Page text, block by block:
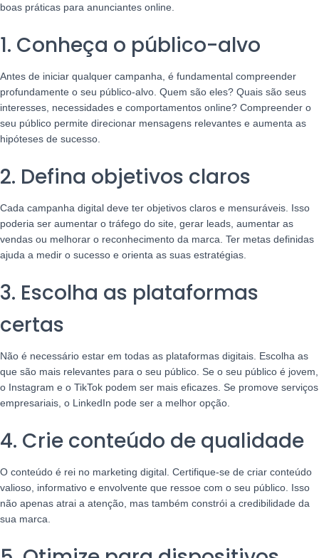
boas práticas para anunciantes online.
1. Conheça o público-alvo
Antes de iniciar qualquer campanha, é fundamental compreender
profundamente o seu público-alvo. Quem são eles? Quais são seus
interesses, necessidades e comportamentos online? Compreender o
seu público permite direcionar mensagens relevantes e aumenta as
hipóteses de sucesso.
2. Defina objetivos claros
Cada campanha digital deve ter objetivos claros e mensuráveis. Isso
poderia ser aumentar o tráfego do site, gerar leads, aumentar as
vendas ou melhorar o reconhecimento da marca. Ter metas definidas
ajuda a medir o sucesso e orienta as suas estratégias.
3. Escolha as plataformas
certas
Não é necessário estar em todas as plataformas digitais. Escolha as
que são mais relevantes para o seu público. Se o seu público é jovem,
o Instagram e o TikTok podem ser mais eficazes. Se promove serviços
empresariais, o LinkedIn pode ser a melhor opção.
4. Crie conteúdo de qualidade
O conteúdo é rei no marketing digital. Certifique-se de criar conteúdo
valioso, informativo e envolvente que ressoe com o seu público. Isso
não apenas atrai a atenção, mas também constrói a credibilidade da
sua marca.